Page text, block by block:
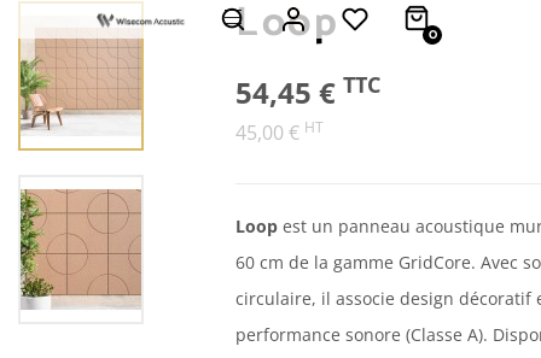
0
Loop
54,45 € TTC
45,00 € HT
Loop est un panneau acoustique
60 cm de la gamme GridCore. Avec
circulaire, il associe design décoratif
performance sonore (Classe A).